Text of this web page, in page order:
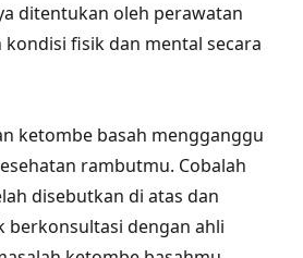
ditentukan oleh perawatan
kondisi fisik dan mental secara
ketombe basah mengganggu
rambutmu. Cobalah
disebutkan di atas dan
berkonsultasi dengan ahli